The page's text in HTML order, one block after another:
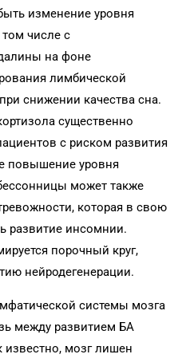
изменение уровня
том числе с
на фоне
лимбической
снижении качества сна.
существенно
с риском развития
повышение уровня
может также
которая в свою
развитие инсомнии.
порочный круг,
нейродегенерации.
системы мозга
между развитием БА
мозг лишен